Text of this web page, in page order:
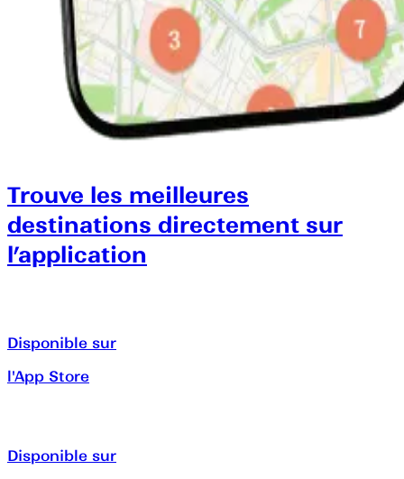
Trouve les meilleures
destinations directement sur
l’application
Disponible sur
l'App Store
Disponible sur